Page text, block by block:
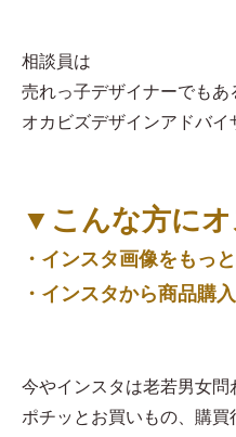
相談員は
売れっ子デザイナーでもあ
オカビズデザインアドバイ
▼こんな方にオ
・インスタ画像をもっ
・インスタから商品購
今やインスタは老若男女問
ポチッとお買いもの、購